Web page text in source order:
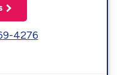
4276